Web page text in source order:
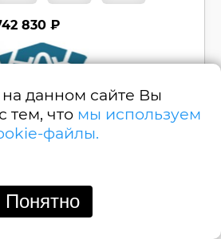
830 ₽
Написать
данном сайте Вы
тем, что мы используем
файлы.
Понятно